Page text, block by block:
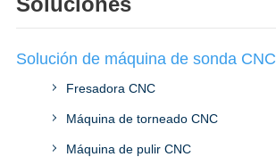
Solución de máquina de sonda CNC
Fresadora CNC
Máquina de torneado CNC
Máquina de pulir CNC